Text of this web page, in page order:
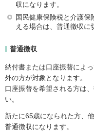
収になります。
国民健康保険税と介護保
える場合は、普通徴収に
普通徴収
納付書または口座振替によ
外の方が対象となります。
口座振替を希望される方は
い。
新たに65歳になられた方、
普通徴収になります。